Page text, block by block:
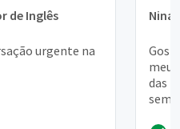
de Inglês
urgente na
Nina
meu
das